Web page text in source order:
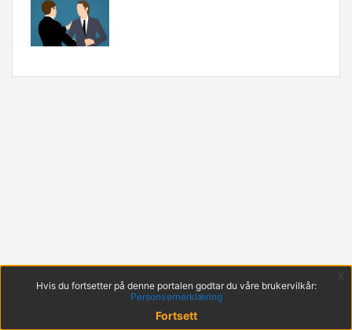
Hvis du fortsetter på denne portalen godtar du våre brukervilkår:
Personvernerklæring
Fortsett
x